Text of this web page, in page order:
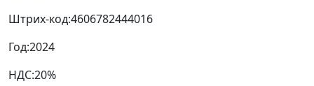
Штрих-код:4606782444016
Год:2024
НДС:20%